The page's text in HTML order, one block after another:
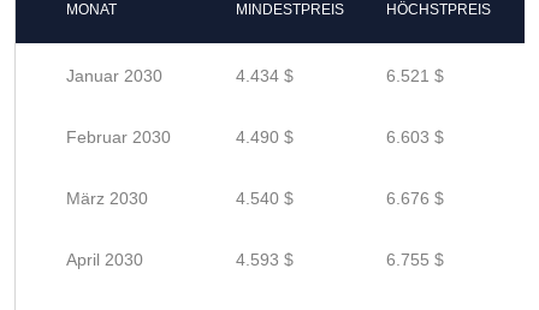
MONAT MINDESTPREIS HÖCHSTPREIS
Januar 2030 4.434 $ 6.521 $
Februar 2030 4.490 $ 6.603 $
März 2030 4.540 $ 6.676 $
April 2030 4.593 $ 6.755 $